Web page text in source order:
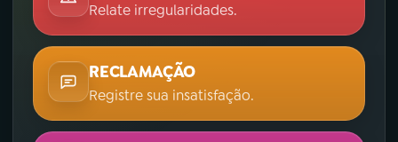
Relate irregularidades.
RECLAMAÇÃO
Registre sua insatisfação.